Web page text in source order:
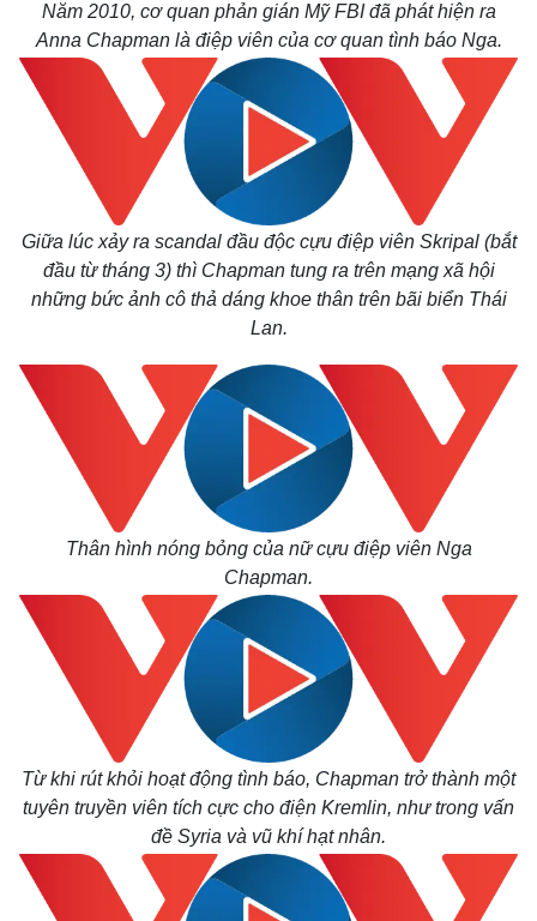
Quan sát
Cuộc sống đó đây
Hồ sơ
Multimedia
Video
Ảnh
E-Magazine
Infographic
Năm 2010, cơ quan phản gián Mỹ FBI đã phát hiện ra
Anna Chapman là điệp viên của cơ quan tình báo Nga.
Giữa lúc xảy ra scandal đầu độc cựu điệp viên Skripal (bắt
đầu từ tháng 3) thì Chapman tung ra trên mạng xã hội
những bức ảnh cô thả dáng khoe thân trên bãi biển Thái
Lan.
Thân hình nóng bỏng của nữ cựu điệp viên Nga
Chapman.
Từ khi rút khỏi hoạt động tình báo, Chapman trở thành một
tuyên truyền viên tích cực cho điện Kremlin, như trong vấn
đề Syria và vũ khí hạt nhân.